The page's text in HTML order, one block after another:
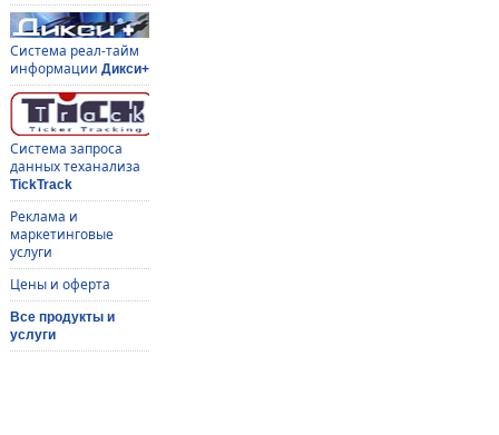
Система реал-тайм
информации Дикси+
Система запроса
данных теханализа
TickTrack
Реклама и
маркетинговые
услуги
Цены и оферта
Все продукты и
услуги